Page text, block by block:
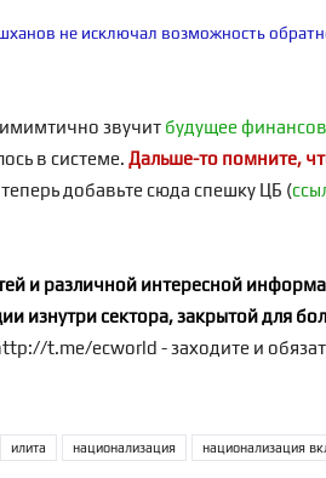
не исключал возможность
звучит будущее
в системе. Дальше-то помните,
добавьте сюда спешку ЦБ (
и различной интересной
изнутри сектора, закрытой для
t.me/ecworld - заходите и
илита национализация национализация